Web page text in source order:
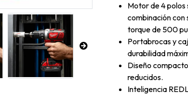
Motor de 4 polos
combinación con
torque de 500
Portabrocas y
durabilidad
Diseño
reducidos.
Inteligencia